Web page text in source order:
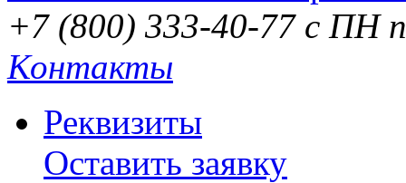
+7 (800) 333-40-77 с ПН
Контакты
Реквизиты
Оставить заявку